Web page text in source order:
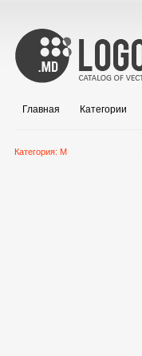
Главная Категории
Категория: M